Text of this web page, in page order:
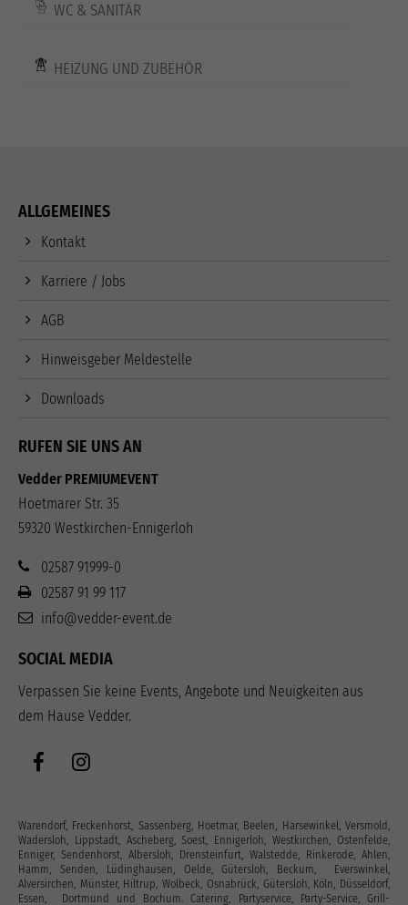
WC & SANITÄR
HEIZUNG UND ZUBEHÖR
ALLGEMEINES
Kontakt
Karriere / Jobs
AGB
Hinweisgeber Meldestelle
Downloads
RUFEN SIE UNS AN
Vedder PREMIUMEVENT
Hoetmarer Str. 35
59320 Westkirchen-Ennigerloh
02587 91999-0
02587 91 99 117
info@vedder-event.de
SOCIAL MEDIA
Verpassen Sie keine Events, Angebote und Neuigkeiten aus
dem Hause Vedder.
Warendorf, Freckenhorst, Sassenberg, Hoetmar, Beelen, Harsewinkel, Versmold,
Wadersloh, Lippstadt, Ascheberg, Soest, Ennigerloh, Westkirchen, Ostenfelde,
Enniger, Sendenhorst, Albersloh, Drensteinfurt, Walstedde, Rinkerode, Ahlen,
Hamm, Senden, Lüdinghausen, Oelde, Gütersloh, Beckum, Everswinkel,
Alversirchen, Münster, Hiltrup, Wolbeck, Osnabrück, Gütersloh, Köln, Düsseldorf,
Essen, Dortmund und Bochum. Catering, Partyservice, Party-Service, Grill-